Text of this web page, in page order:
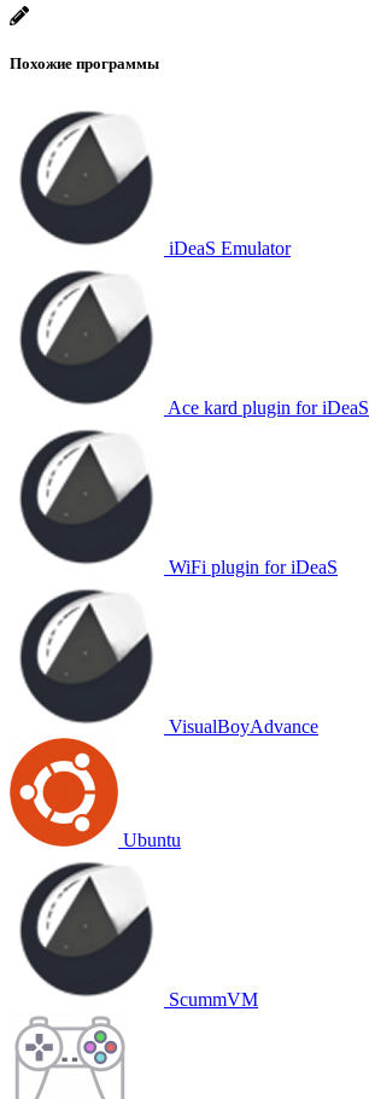
Похожие программы
iDeaS Emulator
Ace kard plugin for iDeaS
WiFi plugin for iDeaS
VisualBoyAdvance
Ubuntu
ScummVM